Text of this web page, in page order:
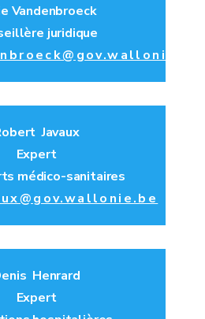
Vandenbroeck
juridique
Javaux
Expert
médico-sanitaires
Henrard
Expert